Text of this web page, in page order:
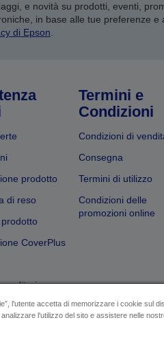
e novità su prodotti, eventi,
in base alle tue preferenze e
di Epson
prodotto
di reso
CoverPlus
Termini e
Condizioni
Condizioni di
Consegna
Termini di utilizzo
Condizioni delle
promozioni online
l'utente accetta di memorizzare i cookie sul
l'utilizzo del sito e assistere nelle